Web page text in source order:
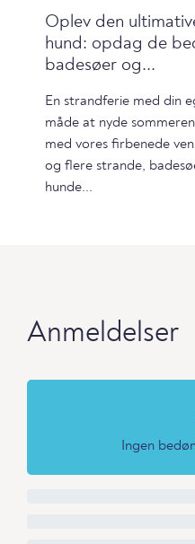
Oplev den
hund: opdag de
badesøer og...
En strandferie med din
måde at nyde
med vores firbenede
og flere strande,
hunde...
Anmeldelser
Ingen